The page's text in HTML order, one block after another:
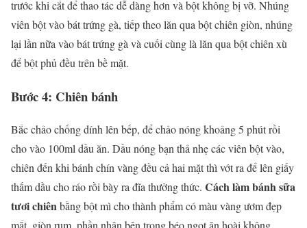
trước khi cắt để thao tác dễ dàng hơn và bột không bị vỡ. Nhúng
viên bột vào bát trứng gà, tiếp theo lăn qua bột chiên giòn, nhúng
lại lần nữa vào bát trứng gà và cuối cùng là lăn qua bột chiên xù
để bột phủ đều trên bề mặt.
Bước 4: Chiên bánh
Bắc chảo chống dính lên bếp, để chảo nóng khoảng 5 phút rồi
cho vào 100ml dầu ăn. Dầu nóng bạn thả nhẹ các viên bột vào,
chiên đến khi bánh chín vàng đều cả hai mặt thì vớt ra để lên giấy
thấm dầu cho ráo rồi bày ra đĩa thưởng thức. Cách làm bánh sữa
tươi chiênbằng bột mì cho thành phẩm có màu vàng ươm đẹp